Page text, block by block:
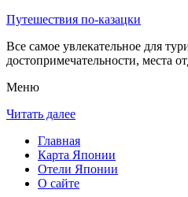
Путешествия по-казацки
Все самое увлекательное для
достопримечательности, места
Меню
Читать далее
Главная
Карта Японии
Отели Японии
О сайте